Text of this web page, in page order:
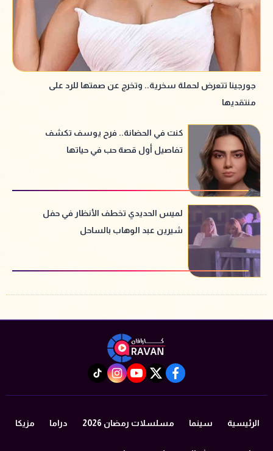
جورجينا تتعرض لحملة سخرية.. وتخرج عن صمتها للرد على
منتقديها
كنت في الحضانة.. فرح يوسف تكشف
تفاصيل أول قصة حب في حياتها
لميس الحديدي تخطف الأنظار في حفل
شيرين عبد الوهاب بالساحل
facebook
twitter
youtube
instagram
tiktok
الرئيسية سينما مسلسلات رمضان 2026 دراما مزيكا